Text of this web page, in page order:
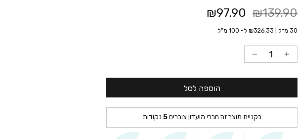
₪139.90
₪97.90
30 מ״ל | ₪326.33 ל- 100 מ"ל
הוספה לסל
בקניית מוצר זה חברי מועדון צוברים5 נקודות